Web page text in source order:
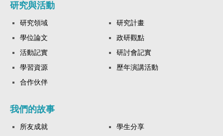
研究與活動
研究領域
研究計畫
學位論文
政研觀點
活動記實
研討會記實
學習資源
歷年演講活動
合作伙伴
我們的故事
所友成就
學生分享